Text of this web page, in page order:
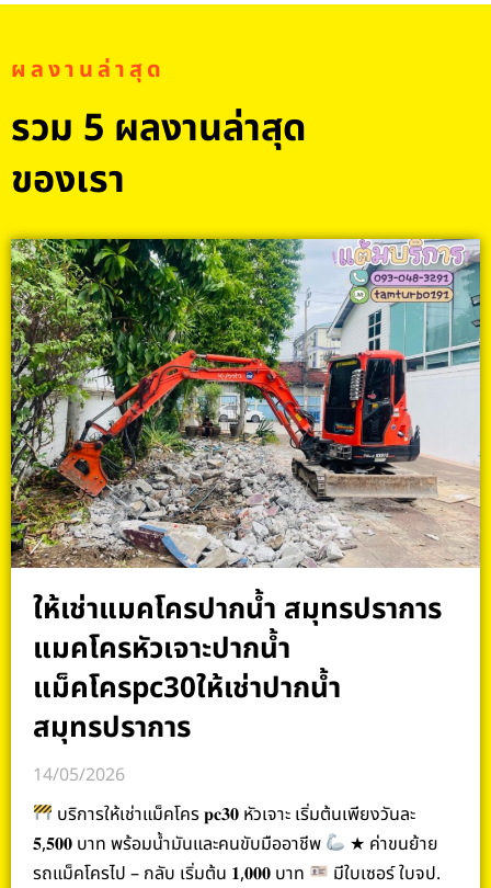
ผลงานล่าสุด
รวม 5 ผลงานล่าสุด
ของเรา
ให้เช่าแมคโครปากน้ำ สมุทรปราการ
แมคโครหัวเจาะปากน้ำ
แม็คโครpc30ให้เช่าปากน้ำ
สมุทรปราการ
14/05/2026
บริการให้เช่าแม็คโคร 𝐩𝐜𝟑𝟎 หัวเจาะ เริ่มต้นเพียงวันละ
𝟓,𝟓𝟎𝟎 บาท พร้อมน้ำมันและคนขับมืออาชีพ
★ ค่าขนย้าย
รถแม็คโครไป – กลับ เริ่มต้น 𝟏,𝟎𝟎𝟎 บาท
มีใบเซอร์ ใบจป.